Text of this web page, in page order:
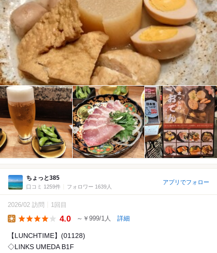
ちょっと385
口コミ 1259件 フォロワー 1639人
アプリでフォロー
2026/02 訪問 1回目
4.0 ～￥999/1人 詳細
【LUNCHTIME】(01128)
◇LINKS UMEDA B1F